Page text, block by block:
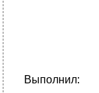
Выполнил: